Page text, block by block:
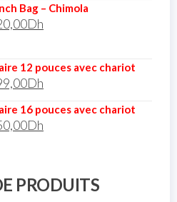
Bag – Chimola
Dh
12 pouces avec chariot
Dh
16 pouces avec chariot
Dh
PRODUITS